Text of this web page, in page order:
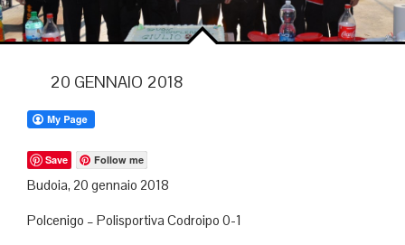
20 GENNAIO 2018
Save Follow me
Budoia, 20 gennaio 2018
Polcenigo – Polisportiva Codroipo 0-1